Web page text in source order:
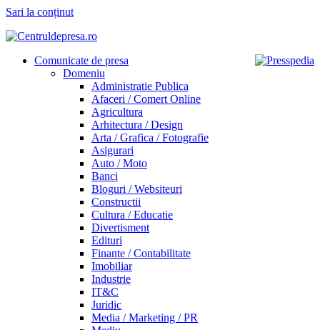
Sari la conținut
Comunicate de presa
Domeniu
Administratie Publica
Afaceri / Comert Online
Agricultura
Arhitectura / Design
Arta / Grafica / Fotografie
Asigurari
Auto / Moto
Banci
Bloguri / Websiteuri
Constructii
Cultura / Educatie
Divertisment
Edituri
Finante / Contabilitate
Imobiliar
Industrie
IT&C
Juridic
Media / Marketing / PR